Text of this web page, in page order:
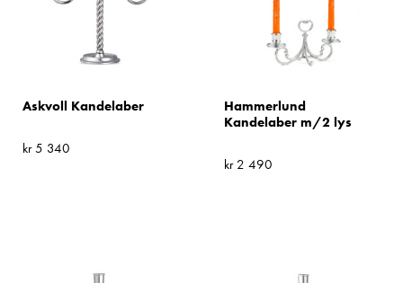
Askvoll Kandelaber
kr5 340
Hammerlund
Kandelaber m/2 lys
kr2 490